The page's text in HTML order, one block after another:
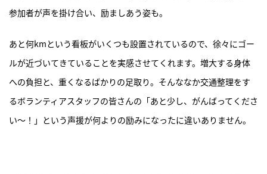
参加者が声を掛け合い、励ましあう姿も。
あと何kmという看板がいくつも設置されているので、徐々にゴー
ルが近づいてきていることを実感させてくれます。増大する身体
への負担と、重くなるばかりの足取り。そんななか交通整理をす
るボランティアスタッフの皆さんの「あと少し、がんばってくださ
い～！」という声援が何よりの励みになったに違いありません。